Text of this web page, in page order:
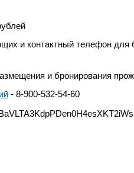
и контактный телефон для
и бронирования
- 8-900-532-54-60